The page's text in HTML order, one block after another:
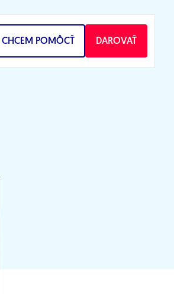
CHCEM POMÔCŤ DAROVAŤ